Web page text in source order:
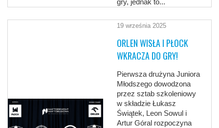
gry, jednak to...
19 września 2025
ORLEN WISŁA I PŁOCK
WKRACZA DO GRY!
Pierwsza drużyna Juniora
Młodszego dowodzona
przez sztab szkoleniowy
w składzie Łukasz
Świątek, Leon Sowul i
Artur Góral rozpoczyna